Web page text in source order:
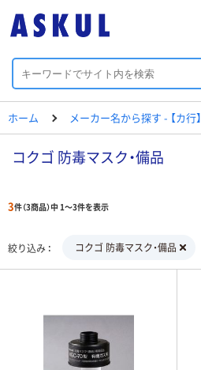
ホーム メーカー名から探す - 【カ行】
コクゴ 防毒マスク・備品
3件（3商品）中 1～3件を表示
絞り込み コクゴ 防毒マスク・備品